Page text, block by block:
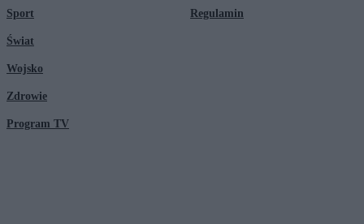
Sport
Świat
Wojsko
Zdrowie
Program TV
Regulamin